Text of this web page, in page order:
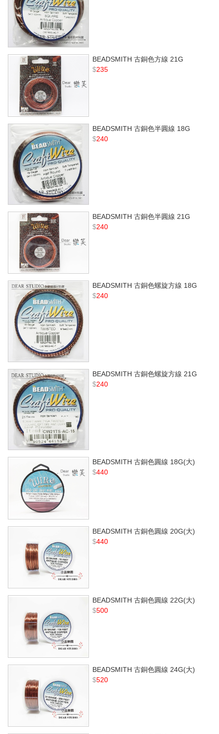
BEADSMITH 古銅色方線 21G
$235
BEADSMITH 古銅色半圓線 18G
$240
BEADSMITH 古銅色半圓線 21G
$240
BEADSMITH 古銅色螺旋方線 18G
$240
BEADSMITH 古銅色螺旋方線 21G
$240
BEADSMITH 古銅色圓線 18G(大)
$440
BEADSMITH 古銅色圓線 20G(大)
$440
BEADSMITH 古銅色圓線 22G(大)
$500
BEADSMITH 古銅色圓線 24G(大)
$520